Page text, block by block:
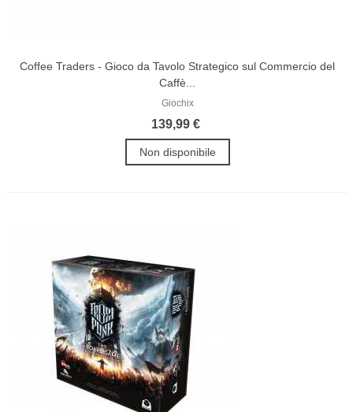
Coffee Traders - Gioco da Tavolo Strategico sul Commercio del
Caffè...
Giochix
139,99 €
Non disponibile